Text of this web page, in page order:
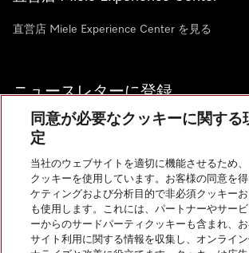
直営店 Miele Experience Center を見る
ニュースレターに登録
お問い合わせ
InstagramのMiele
YoutubeのMiele
同意が必要なクッキーに関する
定
当社のウェブサイトを適切に機能させるため
クッキーを使用しています。お客様の同意を
ケティングおよび分析目的で非必須クッキー
も使用します。これには、パートナーやサー
ーからのサードパーティクッキーも含まれ、
サイト利用に関する情報を収集し、オンライ